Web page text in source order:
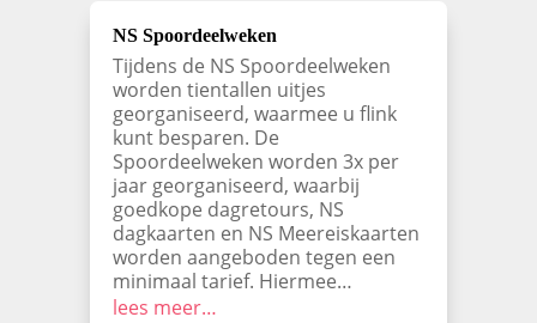
NS Spoordeelweken
Tijdens de NS Spoordeelweken
worden tientallen uitjes
georganiseerd, waarmee u flink
kunt besparen. De
Spoordeelweken worden 3x per
jaar georganiseerd, waarbij
goedkope dagretours, NS
dagkaarten en NS Meereiskaarten
worden aangeboden tegen een
minimaal tarief. Hiermee…
lees meer…